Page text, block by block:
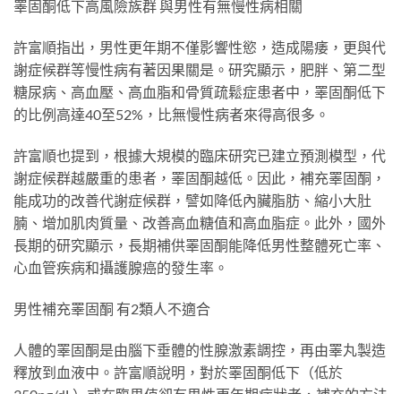
睪固酮低下高風險族群 與男性有無慢性病相關
許富順指出，男性更年期不僅影響性慾，造成陽痿，更與代
謝症候群等慢性病有著因果關是。研究顯示，肥胖、第二型
糖尿病、高血壓、高血脂和骨質疏鬆症患者中，睪固酮低下
的比例高達40至52%，比無慢性病者來得高很多。
許富順也提到，根據大規模的臨床研究已建立預測模型，代
謝症候群越嚴重的患者，睪固酮越低。因此，補充睪固酮，
能成功的改善代謝症候群，譬如降低內臟脂肪、縮小大肚
腩、增加肌肉質量、改善高血糖值和高血脂症。此外，國外
長期的研究顯示，長期補供睪固酮能降低男性整體死亡率、
心血管疾病和攝護腺癌的發生率。
男性補充睪固酮 有2類人不適合
人體的睪固酮是由腦下垂體的性腺激素調控，再由睪丸製造
釋放到血液中。許富順說明，對於睪固酮低下（低於